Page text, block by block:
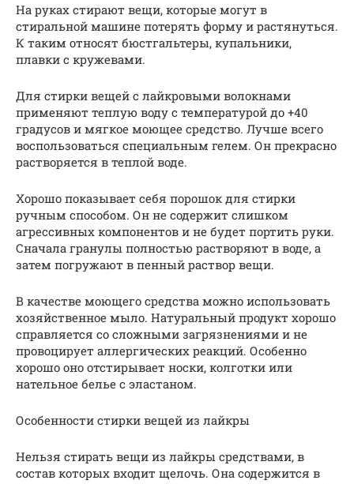
На руках стирают вещи, которые могут в
стиральной машине потерять форму и растянуться.
К таким относят бюстгальтеры, купальники,
плавки с кружевами.
Для стирки вещей с лайкровыми волокнами
применяют теплую воду с температурой до +40
градусов и мягкое моющее средство. Лучше всего
воспользоваться специальным гелем. Он прекрасно
растворяется в теплой воде.
Хорошо показывает себя порошок для стирки
ручным способом. Он не содержит слишком
агрессивных компонентов и не будет портить руки.
Сначала гранулы полностью растворяют в воде, а
затем погружают в пенный раствор вещи.
В качестве моющего средства можно использовать
хозяйственное мыло. Натуральный продукт хорошо
справляется со сложными загрязнениями и не
провоцирует аллергических реакций. Особенно
хорошо оно отстирывает носки, колготки или
нательное белье с эластаном.
Особенности стирки вещей из лайкры
Нельзя стирать вещи из лайкры средствами, в
состав которых входит щелочь. Она содержится в